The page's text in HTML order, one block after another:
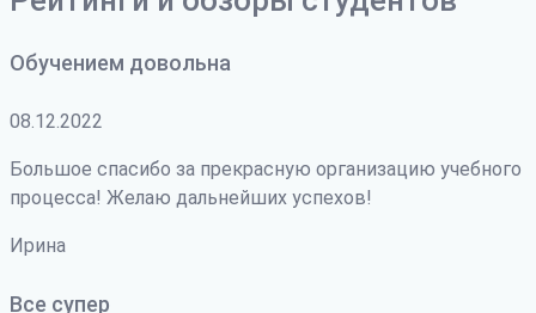
Обучением довольна
08.12.2022
Большое спасибо за прекрасную организацию учебного
процесса! Желаю дальнейших успехов!
Ирина
Все супер